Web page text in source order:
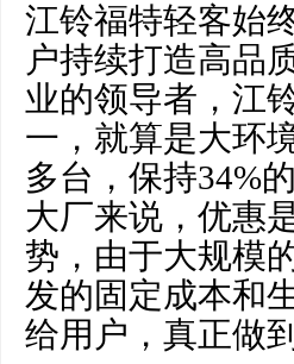
江铃福特轻客始
户持续打造高品
业的领导者，江
一，就算是大环
多台，保持34%
大厂来说，优惠
势，由于大规模
发的固定成本和
给用户，真正做